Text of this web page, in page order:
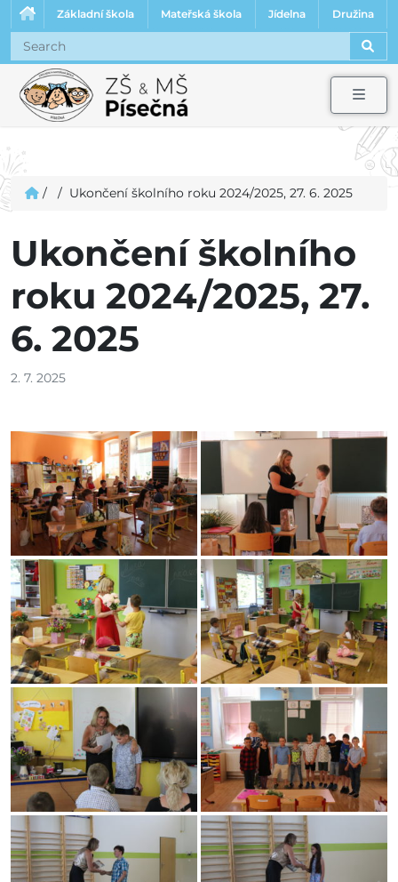
Základní škola Mateřská škola Jídelna Družina
/ / Ukončení školního roku 2024/2025, 27. 6. 2025
Ukončení školního
roku 2024/2025, 27.
6. 2025
2. 7. 2025